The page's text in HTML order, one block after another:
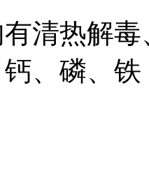
清热解
、磷、